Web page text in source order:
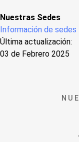
Nuestras Sedes
Información de sedes
Última actualización:
03 de Febrero 2025